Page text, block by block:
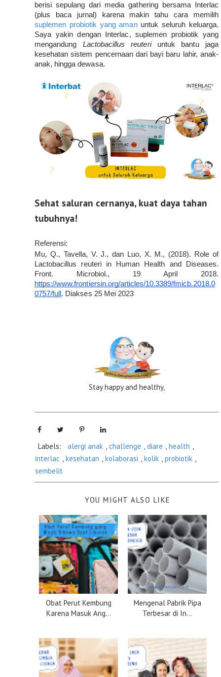
berisi sepulang dari media gathering bersama Interlac
suplemen probiotik yang aman untuk seluruh keluarga.
Saya yakin dengan Interlac, suplemen probiotik yang
mengandung Lactobacillus reuteri untuk bantu jaga
kesehatan sistem pencernaan dari bayi baru lahir, anak-
anak, hingga dewasa.
Sehat saluran cernanya, kuat daya tahan
tubuhnya!
Referensi:
Mu, Q., Tavella, V. J., dan Luo, X. M., (2018). Role of
Lactobacillus reuteri in Human Health and Diseases.
https://www.frontiersin.org/articles/10.3389/fmicb.2018.0
0757/full . Diakses 25 Mei 2023
Stay happy and healthy,
Labels: alergi anak , challenge , diare , health ,
interlac , kesehatan , kolaborasi , kolik , probiotik ,
sembelit
YOU MIGHT ALSO LIKE
Obat Perut Kembung
Karena Masuk Ang...
Mengenal Pabrik Pipa
Terbesar di In...